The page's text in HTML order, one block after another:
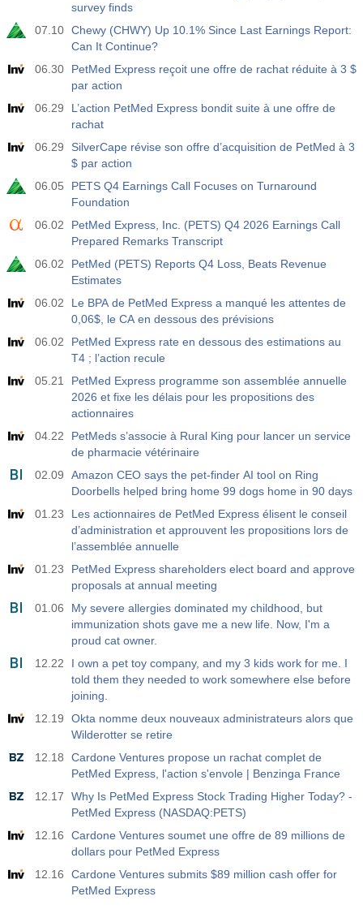
survey finds
07.10 Chewy (CHWY) Up 10.1% Since Last Earnings Report:
Can It Continue?
06.30
PetMed Express reçoit une offre de rachat réduite à 3 $
par action
06.29
L’action PetMed Express bondit suite à une offre de
rachat
06.29
SilverCape révise son offre d’acquisition de PetMed à 3
$ par action
06.05
PETS Q4 Earnings Call Focuses on Turnaround
Foundation
06.02
PetMed Express, Inc. (PETS) Q4 2026 Earnings Call
Prepared Remarks Transcript
06.02
PetMed (PETS) Reports Q4 Loss, Beats Revenue
Estimates
06.02
Le BPA de PetMed Express a manqué les attentes de
0,06$, le CA en dessous des prévisions
06.02
PetMed Express rate en dessous des estimations au
T4 ; l’action recule
05.21
PetMed Express programme son assemblée annuelle
2026 et fixe les délais pour les propositions des
actionnaires
04.22
PetMeds s’associe à Rural King pour lancer un service
de pharmacie vétérinaire
02.09
Amazon CEO says the pet-finder AI tool on Ring
Doorbells helped bring home 99 dogs home in 90 days
01.23
Les actionnaires de PetMed Express élisent le conseil
d’administration et approuvent les propositions lors de
l’assemblée annuelle
01.23
PetMed Express shareholders elect board and approve
proposals at annual meeting
01.06
My severe allergies dominated my childhood, but
immunization shots gave me a new life. Now, I'm a
proud cat owner.
12.22
I own a pet toy company, and my 3 kids work for me. I
told them they needed to work somewhere else before
joining.
12.19
Okta nomme deux nouveaux administrateurs alors que
Wilderotter se retire
12.18
Cardone Ventures propose un rachat complet de
PetMed Express, l'action s'envole | Benzinga France
12.17
Why Is PetMed Express Stock Trading Higher Today? -
PetMed Express (NASDAQ:PETS)
12.16
Cardone Ventures soumet une offre de 89 millions de
dollars pour PetMed Express
12.16
Cardone Ventures submits $89 million cash offer for
PetMed Express